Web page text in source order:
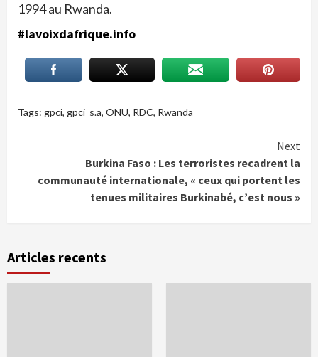
1994 au Rwanda.
#lavoixdafrique.info
Tags: gpci, gpci_s.a, ONU, RDC, Rwanda
Reading
Next
Burkina Faso : Les terroristes recadrent la
communauté internationale, « ceux qui portent les
tenues militaires Burkinabé, c’est nous »
Articles recents